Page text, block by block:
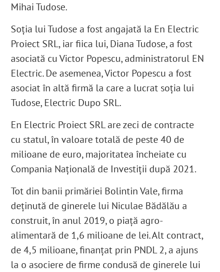
Mihai Tudose.
Soția lui Tudose a fost angajată la En Electric
Proiect SRL, iar fiica lui, Diana Tudose, a fost
asociată cu Victor Popescu, administratorul EN
Electric. De asemenea, Victor Popescu a fost
asociat în altă firmă la care a lucrat soția lui
Tudose, Electric Dupo SRL.
En Electric Proiect SRL are zeci de contracte
cu statul, în valoare totală de peste 40 de
milioane de euro, majoritatea încheiate cu
Compania Națională de Investiții după 2021.
Tot din banii primăriei Bolintin Vale, firma
deținută de ginerele lui Niculae Bădălău a
construit, în anul 2019, o piaţă agro-
alimentară de 1,6 milioane de lei. Alt contract,
de 4,5 milioane, finanţat prin PNDL 2, a ajuns
la o asociere de firme condusă de ginerele lui